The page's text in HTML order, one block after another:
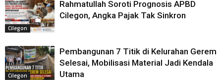
Cilegon
Rahmatullah Soroti Prognosis APBD
Cilegon, Angka Pajak Tak Sinkron
Cilegon
Pembangunan 7 Titik di Kelurahan Gerem
Selesai, Mobilisasi Material Jadi Kendala
Utama